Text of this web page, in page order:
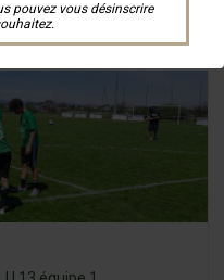
pouvez vous désinscrire